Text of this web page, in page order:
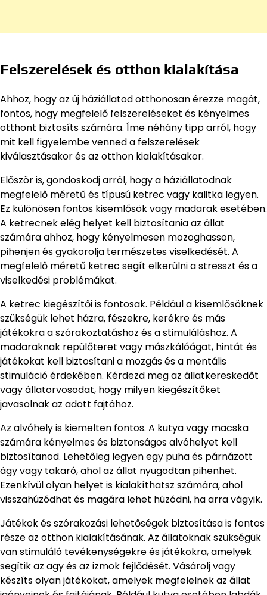
Felszerelések és otthon kialakítása
Ahhoz, hogy az új háziállatod otthonosan érezze magát,
fontos, hogy megfelelő felszereléseket és kényelmes
otthont biztosíts számára. Íme néhány tipp arról, hogy
mit kell figyelembe venned a felszerelések
kiválasztásakor és az otthon kialakításakor.
Először is, gondoskodj arról, hogy a háziállatodnak
megfelelő méretű és típusú ketrec vagy kalitka legyen.
Ez különösen fontos kisemlősök vagy madarak esetében.
A ketrecnek elég helyet kell biztosítania az állat
számára ahhoz, hogy kényelmesen mozoghasson,
pihenjen és gyakorolja természetes viselkedését. A
megfelelő méretű ketrec segít elkerülni a stresszt és a
viselkedési problémákat.
A ketrec kiegészítői is fontosak. Például a kisemlősöknek
szükségük lehet házra, fészekre, kerékre és más
játékokra a szórakoztatáshoz és a stimuláláshoz. A
madaraknak repülőteret vagy mászkálóágat, hintát és
játékokat kell biztosítani a mozgás és a mentális
stimuláció érdekében. Kérdezd meg az állatkereskedőt
vagy állatorvosodat, hogy milyen kiegészítőket
javasolnak az adott fajtához.
Az alvóhely is kiemelten fontos. A kutya vagy macska
számára kényelmes és biztonságos alvóhelyet kell
biztosítanod. Lehetőleg legyen egy puha és párnázott
ágy vagy takaró, ahol az állat nyugodtan pihenhet.
Ezenkívül olyan helyet is kialakíthatsz számára, ahol
visszahúzódhat és magára lehet húzódni, ha arra vágyik.
Játékok és szórakozási lehetőségek biztosítása is fontos
része az otthon kialakításának. Az állatoknak szükségük
van stimuláló tevékenységekre és játékokra, amelyek
segítik az agy és az izmok fejlődését. Vásárolj vagy
készíts olyan játékokat, amelyek megfelelnek az állat